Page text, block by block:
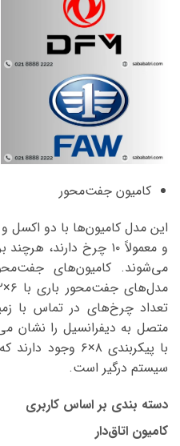
کامیون جفت‌محور
این مدل کامیون‌ها با دو
تعداد چرخ‌های در تماس با
متصل به دیفرانسیل را نشان
سیستم درگیر است.
دسته بندی بر اساس کاربری
کامیون اتاق‌دار